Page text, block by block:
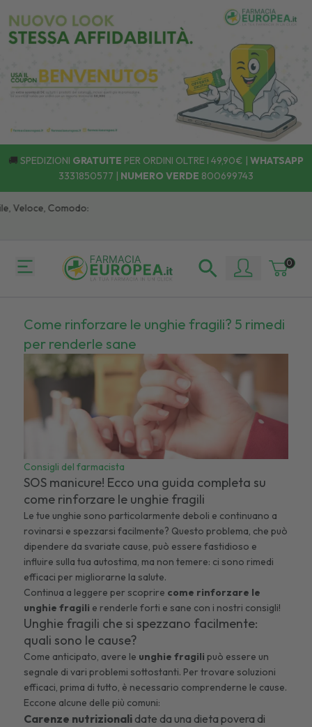
🚚 SPEDIZIONI GRATUITE PER ORDINI OLTRE I 49,90€ | WHATSAPP
3331850577 | NUMERO VERDE 800699743
Comodo:
0
Come rinforzare le unghie fragili? 5 rimedi
per renderle sane
Consigli del farmacista
SOS manicure! Ecco una guida completa su
come rinforzare le unghie fragili
Le tue unghie sono particolarmente deboli e continuano a
rovinarsi e spezzarsi facilmente? Questo problema, che può
dipendere da svariate cause, può essere fastidioso e
influire sulla tua autostima, ma non temere: ci sono rimedi
efficaci per migliorarne la salute.
Continua a leggere per scoprire come rinforzare le
unghie fragili e renderle forti e sane con i nostri consigli!
Unghie fragili che si spezzano facilmente:
quali sono le cause?
Come anticipato, avere le unghie fragili può essere un
segnale di vari problemi sottostanti. Per trovare soluzioni
efficaci, prima di tutto, è necessario comprenderne le cause.
Eccone alcune delle più comuni:
Carenze nutrizionali date da una dieta povera di